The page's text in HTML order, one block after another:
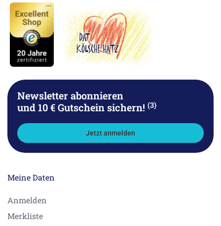
Newsletter abonnieren
und 10 € Gutschein sichern! (3)
Jetzt anmelden
Meine Daten
Anmelden
Merkliste